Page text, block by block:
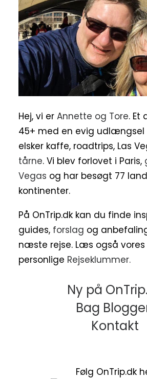
Hej, vi er Annette og Tore. Et
45+ med en evig udlængsel
elsker kaffe, roadtrips, Las
tårne. Vi blev forlovet i Paris,
Vegas og har besøgt 77
kontinenter.
På OnTrip.dk kan du finde
guides, forslag og
næste rejse. Læs også
personlige Rejseklummer.
Ny på
Bag
Kontakt
Følg OnTrip.dk